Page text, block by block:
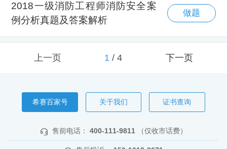
2018一级消防工程师消防安全案
例分析真题及答案解析
做题
上一页 1/ 4 下一页
希赛百家号 关于我们 证书查询
售前电话： 400-111-9811 （仅收市话费）